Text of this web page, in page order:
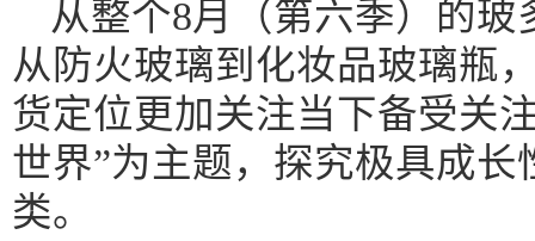
从整个8月（第六季）的
从防火玻璃到化妆品玻璃瓶
货定位更加关注当下备受关
世界”为主题，探究极具成
类。